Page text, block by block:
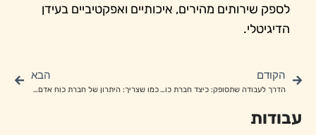
לספק שירותים מהירים, איכותיים ואפקטיביים בעידן
הדיגיטלי.
הקודם
הדרך לעבודה שתסופק: כיצד חברת כוח אדם יכולה לסייע לך למצוא את התפקיד האידיאלי
הבא
כמו שצריך: היתרון של חברת כוח אדם במציאת העבודה שתתאים לך
עבודות